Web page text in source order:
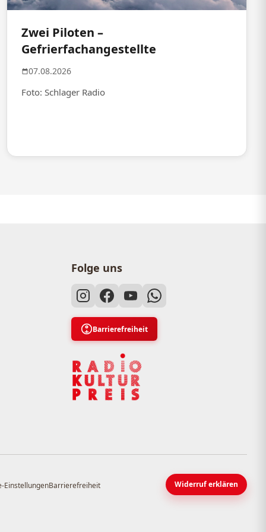
Zwei Piloten –
Gefrierfachangestellte
07.08.2026
Foto: Schlager Radio
Folge uns
Barrierefreiheit
EinstellungenBarrierefreiheit Widerruf erklären